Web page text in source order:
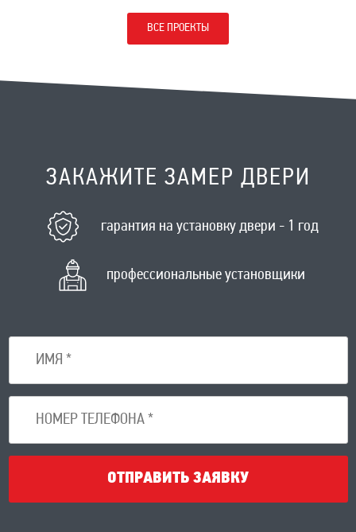
ВСЕ ПРОЕКТЫ
ЗАКАЖИТЕ ЗАМЕР ДВЕРИ
гарантия на установку двери - 1 год
профессиональные установщики
ОТПРАВИТЬ ЗАЯВКУ